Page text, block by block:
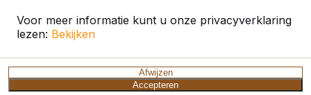
Voor meer informatie kunt u onze privacyverklaring
lezen: Bekijken
Afwijzen
Accepteren
HeBlad Nederland
Diamantweg 22
Nederland